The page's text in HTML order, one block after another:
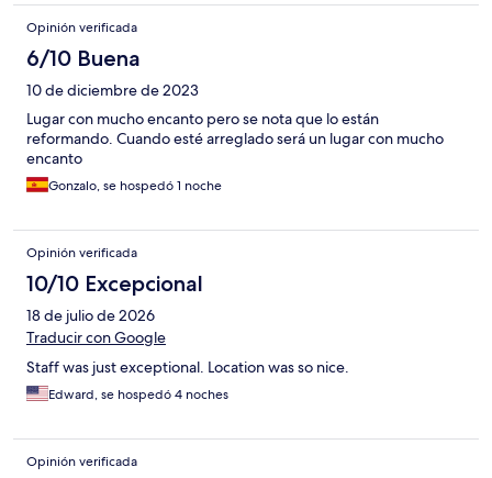
Opinión verificada
6/10 Buena
10 de diciembre de 2023
Lugar con mucho encanto pero se nota que lo están
reformando. Cuando esté arreglado será un lugar con mucho
encanto
Gonzalo, se hospedó 1 noche
Opinión verificada
10/10 Excepcional
18 de julio de 2026
Traducir con Google
Staff was just exceptional. Location was so nice.
Edward, se hospedó 4 noches
Opinión verificada